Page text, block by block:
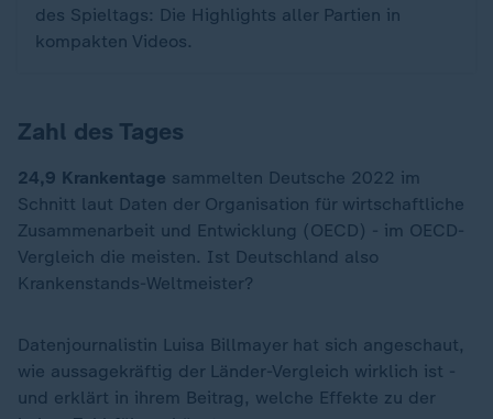
des Spieltags: Die Highlights aller Partien in
kompakten Videos.
Zahl des Tages
24,9 Krankentage sammelten Deutsche 2022 im
Schnitt laut Daten der Organisation für wirtschaftliche
Zusammenarbeit und Entwicklung (OECD) - im OECD-
Vergleich die meisten. Ist Deutschland also
Krankenstands-Weltmeister?
Datenjournalistin Luisa Billmayer hat sich angeschaut,
wie aussagekräftig der Länder-Vergleich wirklich ist -
und erklärt in ihrem Beitrag, welche Effekte zu der